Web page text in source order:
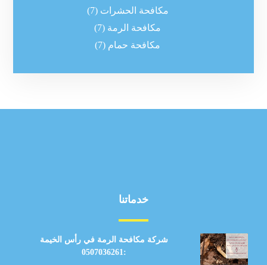
مكافحة الحشرات (7)
مكافحة الرمة (7)
مكافحة حمام (7)
خدماتنا
شركة مكافحة الرمة في رأس الخيمة
:0507036261